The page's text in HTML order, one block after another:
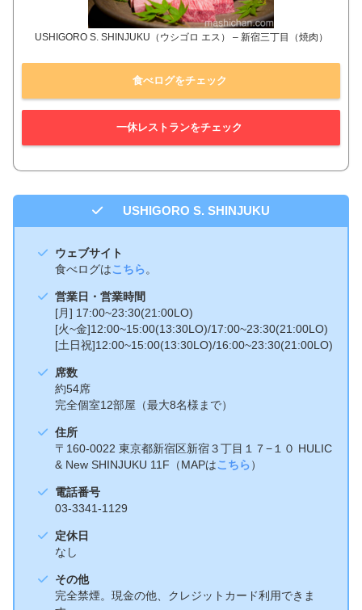
USHIGORO S. SHINJUKU（ウシゴロ エス） – 新宿三丁目（焼肉）
食べログをチェック
一休レストランをチェック
USHIGORO S. SHINJUKU
ウェブサイト
食べログはこちら。
営業日・営業時間
[月] 17:00~23:30(21:00LO)
[火~金]12:00~15:00(13:30LO)/17:00~23:30(21:00LO)
[土日祝]12:00~15:00(13:30LO)/16:00~23:30(21:00LO)
席数
約54席
完全個室12部屋（最大8名様まで）
住所
〒160-0022 東京都新宿区新宿３丁目１７−１０ HULIC
& New SHINJUKU 11F（MAPはこちら）
電話番号
03-3341-1129
定休日
なし
その他
完全禁煙。現金の他、クレジットカード利用できま